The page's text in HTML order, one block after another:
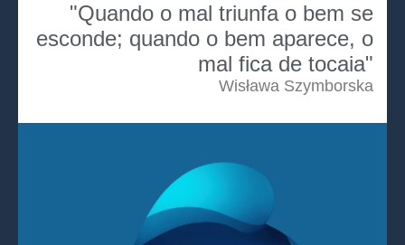
"Quando o mal triunfa o bem se
esconde; quando o bem aparece, o
mal fica de tocaia"
Wisława Szymborska